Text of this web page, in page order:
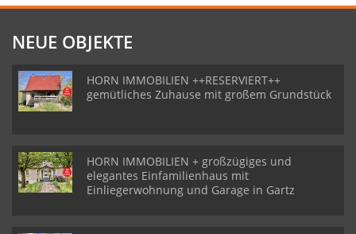
NEUE OBJEKTE
HORN IMMOBILIEN ++RESERVIERT++
gemütliches Zuhause mit großem Grundstück
HORN IMMOBILIEN + großzügiges und
elegantes Einfamilienhaus mit
Einliegerwohnung und Garage in Gartz